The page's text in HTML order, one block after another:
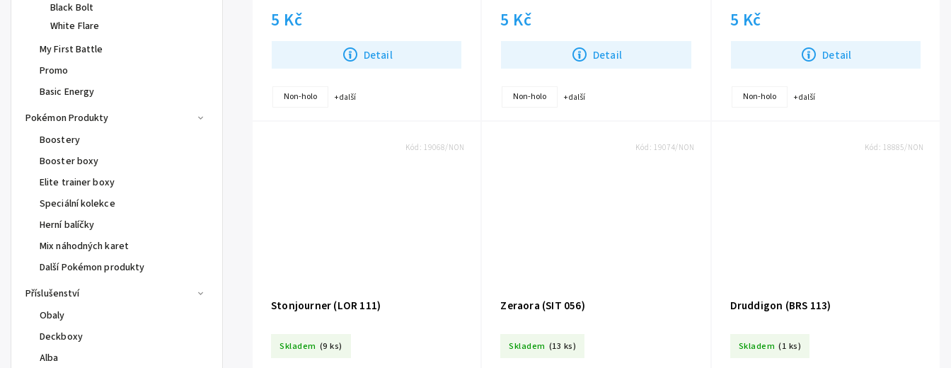
Black Bolt
White Flare
My First Battle
Promo
Basic Energy
Pokémon Produkty
Boostery
Booster boxy
Elite trainer boxy
Speciální kolekce
Herní balíčky
Mix náhodných karet
Další Pokémon produkty
Příslušenství
Obaly
Deckboxy
Alba
5 Kč
Detail
Non-holo + další
5 Kč
Detail
Non-holo + další
5 Kč
Detail
Non-holo + další
Stonjourner (LOR 111)
Skladem (9 ks)
Kód: 19068/NON
Zeraora (SIT 056)
Skladem (13 ks)
Kód: 19074/NON
Druddigon (BRS 113)
Skladem (1 ks)
Kód: 18885/NON